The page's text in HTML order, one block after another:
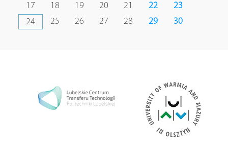
17
18 19 20 21 22
23
24
25 26 27 28 29 30